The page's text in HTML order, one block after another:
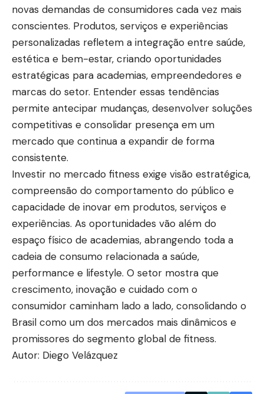
novas demandas de consumidores cada vez mais
conscientes. Produtos, serviços e experiências
personalizadas refletem a integração entre saúde,
estética e bem-estar, criando oportunidades
estratégicas para academias, empreendedores e
marcas do setor. Entender essas tendências
permite antecipar mudanças, desenvolver soluções
competitivas e consolidar presença em um
mercado que continua a expandir de forma
consistente.
Investir no mercado fitness exige visão estratégica,
compreensão do comportamento do público e
capacidade de inovar em produtos, serviços e
experiências. As oportunidades vão além do
espaço físico de academias, abrangendo toda a
cadeia de consumo relacionada a saúde,
performance e lifestyle. O setor mostra que
crescimento, inovação e cuidado com o
consumidor caminham lado a lado, consolidando o
Brasil como um dos mercados mais dinâmicos e
promissores do segmento global de fitness.
Autor: Diego Velázquez